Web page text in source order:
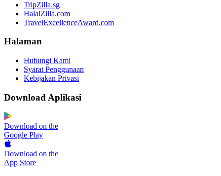
TripZilla.sg
HalalZilla.com
TravelExcellenceAward.com
Halaman
Hubungi Kami
Syarat Penggunaan
Kebijakan Privasi
Download Aplikasi
Download on the
Google Play
Download on the
App Store